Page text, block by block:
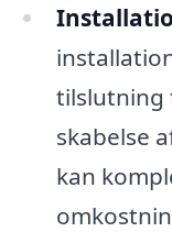
tilslutning
skabelse
kan